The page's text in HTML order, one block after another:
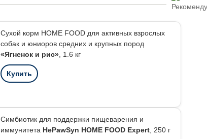
Сухой корм HOME FOOD для активных взрослых
собак и юниоров средних и крупных пород
«Ягненок и рис» , 1.6 кг
Купить
Симбиотик для поддержки пищеварения и
иммунитета HePawSyn HOME FOOD Expert , 250 г